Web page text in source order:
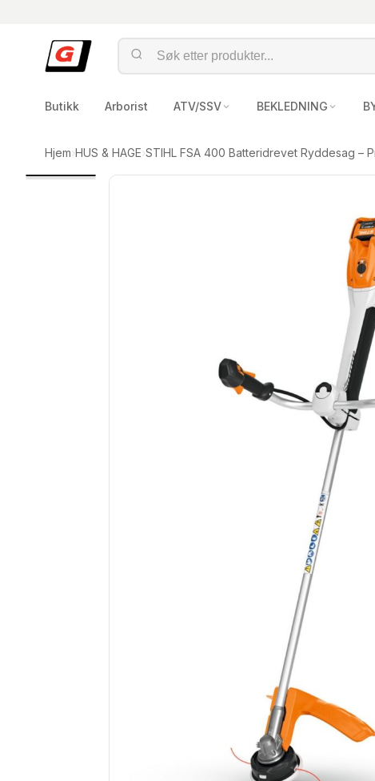
Butikk Arborist ATV/SSV BEKLEDNING
Hjem›HUS & HAGE›STIHL FSA 400 Batteridrevet Ryddesag –